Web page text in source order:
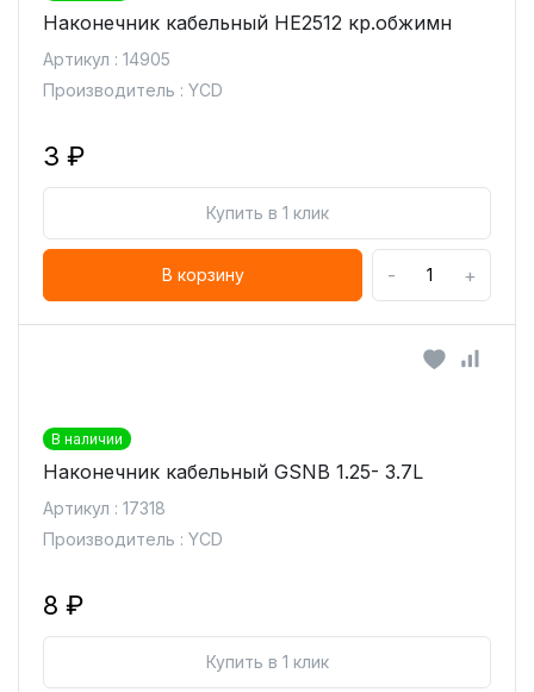
Наконечник кабельный HE2512 кр.обжимн
Артикул : 14905
Производитель : YCD
3 ₽
Купить в 1 клик
В корзину - +
В наличии
Наконечник кабельный GSNB 1.25- 3.7L
Артикул : 17318
Производитель : YCD
8 ₽
Купить в 1 клик